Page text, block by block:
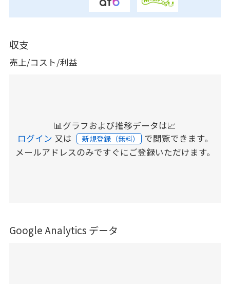
収支
売上/コスト/利益
📊グラフおよび推移データは📈
ログイン 又は 新規登録（無料） で閲覧できます。
メールアドレスのみですぐにご登録いただけます。
Google Analytics データ